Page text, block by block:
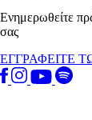
Ενημερωθείτε
σας
ΕΓΓΡΑΦΕΙΤΕ